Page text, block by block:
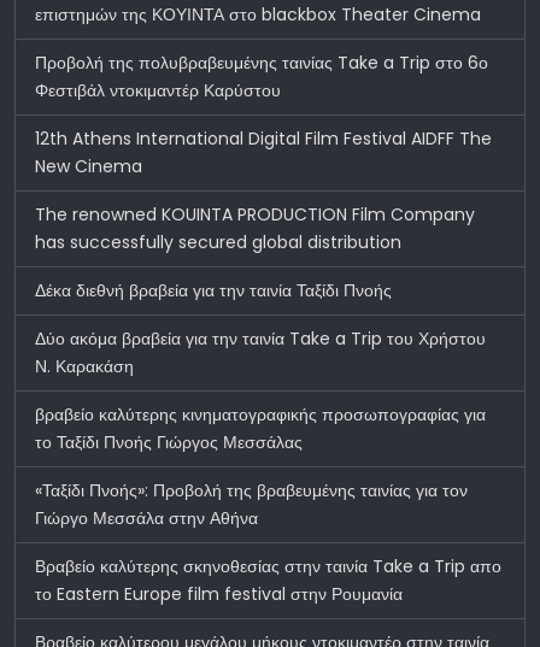
επιστημών της ΚΟΥΙΝΤΑ στο blackbox Theater Cinema
Προβολή της πολυβραβευμένης ταινίας Take a Trip στο 6ο
Φεστιβάλ ντοκιμαντέρ Καρύστου
12th Athens International Digital Film Festival AIDFF The
New Cinema
The renowned KOUINTA PRODUCTION Film Company
has successfully secured global distribution
Δέκα διεθνή βραβεία για την ταινία Ταξίδι Πνοής
Δύο ακόμα βραβεία για την ταινία Take a Trip του Χρήστου
Ν. Καρακάση
βραβείο καλύτερης κινηματογραφικής προσωπογραφίας για
το Ταξίδι Πνοής Γιώργος Μεσσάλας
«Ταξίδι Πνοής»: Προβολή της βραβευμένης ταινίας για τον
Γιώργο Μεσσάλα στην Αθήνα
Βραβείο καλύτερης σκηνοθεσίας στην ταινία Take a Trip απο
το Eastern Europe film festival στην Ρουμανία
Βραβείο καλύτερου μεγάλου μήκους ντοκιμαντέρ στην ταινία